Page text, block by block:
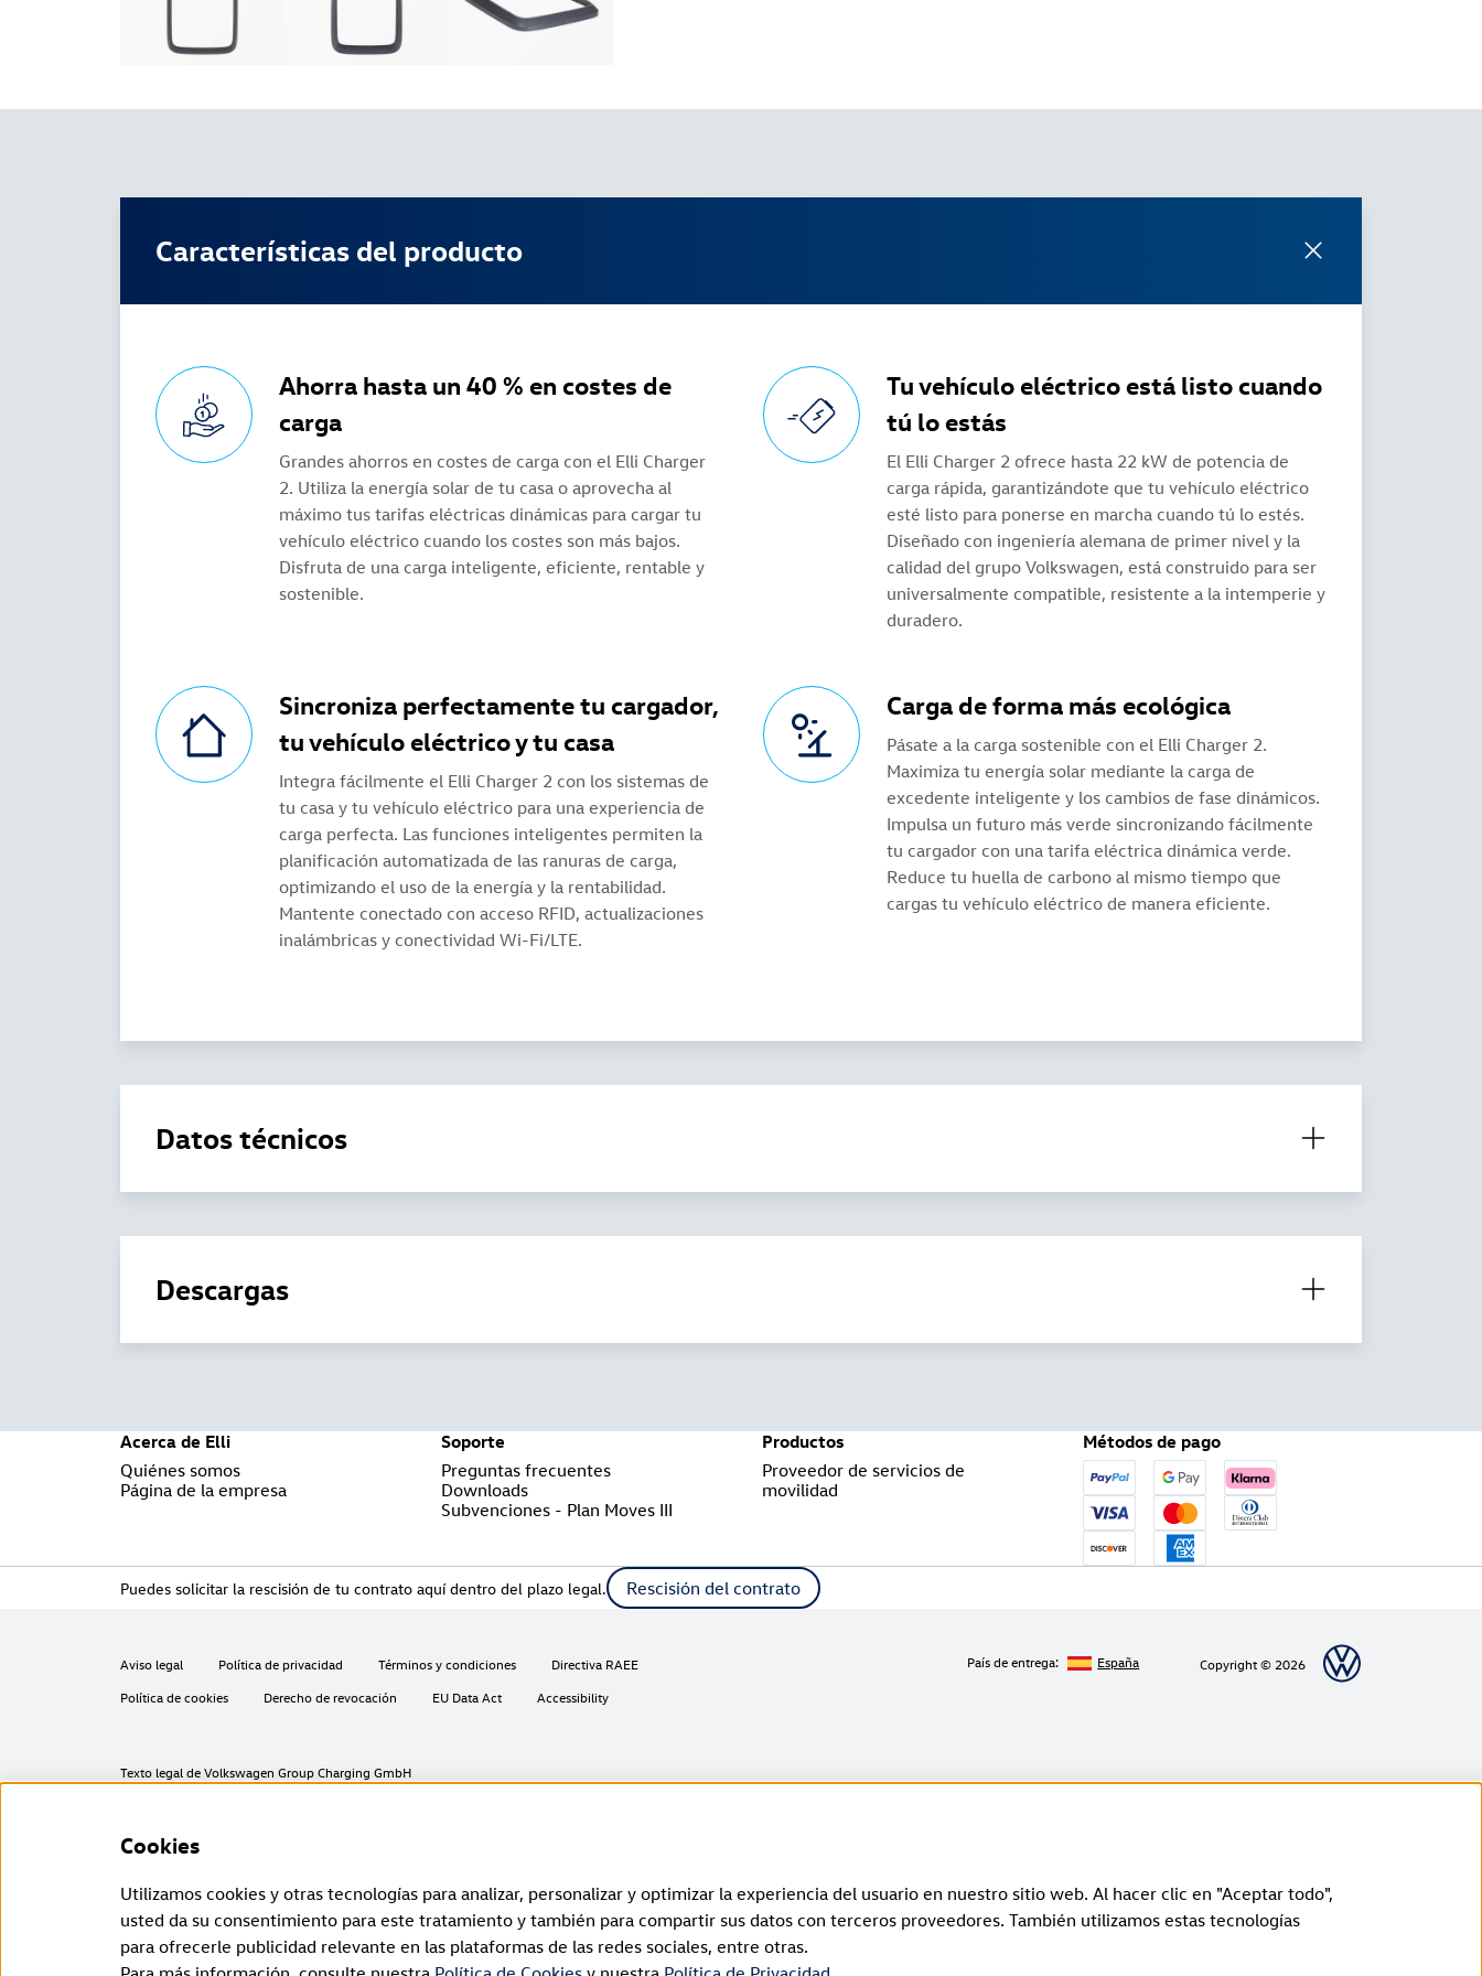
Características del producto
Ahorra hasta un 40 % en costes de
carga
Grandes ahorros en costes de carga con el Elli Charger
2. Utiliza la energía solar de tu casa o aprovecha al
máximo tus tarifas eléctricas dinámicas para cargar tu
vehículo eléctrico cuando los costes son más bajos.
Disfruta de una carga inteligente, eficiente, rentable y
sostenible.
Tu vehículo eléctrico está listo cuando
tú lo estás
El Elli Charger 2 ofrece hasta 22 kW de potencia de
carga rápida, garantizándote que tu vehículo eléctrico
esté listo para ponerse en marcha cuando tú lo estés.
Diseñado con ingeniería alemana de primer nivel y la
calidad del grupo Volkswagen, está construido para ser
universalmente compatible, resistente a la intemperie y
duradero.
Sincroniza perfectamente tu cargador,
tu vehículo eléctrico y tu casa
Integra fácilmente el Elli Charger 2 con los sistemas de
tu casa y tu vehículo eléctrico para una experiencia de
carga perfecta. Las funciones inteligentes permiten la
planificación automatizada de las ranuras de carga,
optimizando el uso de la energía y la rentabilidad.
Mantente conectado con acceso RFID, actualizaciones
inalámbricas y conectividad Wi-Fi/LTE.
Carga de forma más ecológica
Pásate a la carga sostenible con el Elli Charger 2.
Maximiza tu energía solar mediante la carga de
excedente inteligente y los cambios de fase dinámicos.
Impulsa un futuro más verde sincronizando fácilmente
tu cargador con una tarifa eléctrica dinámica verde.
Reduce tu huella de carbono al mismo tiempo que
cargas tu vehículo eléctrico de manera eficiente.
Datos técnicos
Descargas
Acerca de Elli
Quiénes somos
Página de la empresa
Soporte
Preguntas frecuentes
Downloads
Subvenciones - Plan Moves III
Productos
Proveedor de servicios de
movilidad
Métodos de pago
Puedes solicitar la rescisión de tu contrato aquí dentro del plazo legal. Rescisión del contrato
Aviso legal Política de privacidad Términos y condiciones
Directiva RAEE
Política de cookies
Derecho de revocación EU Data Act Accessibility
País de entrega: España Copyright © 2026
Texto legal de Volkswagen Group Charging GmbH
La funcionalidad LTE solo puede utilizarse en los Estados miembros de la UE, así como en el Reino Unido, Suiza y Noruega.
² Carga inteligente
Las funciones de carga inteligente están disponibles en un principio a través de un enlace entre la aplicación del vehículo y la aplicación Elli Smart Charging. En el futuro, las funciones de carga inteligente se
integrarán directamente en la aplicación de la marca.
³ Protocolo de comunicación
El certificado OCPP es necesario para que el cargador pueda conectarse al “backend” de Elli y puedan utilizarse las funciones en línea. Es válido durante un periodo de 2 años a partir de la fecha de fabricación del
Cookies
Utilizamos cookies y otras tecnologías para analizar, personalizar y optimizar la experiencia del usuario en nuestro sitio web. Al hacer clic en "Aceptar todo",
usted da su consentimiento para este tratamiento y también para compartir sus datos con terceros proveedores. También utilizamos estas tecnologías
para ofrecerle publicidad relevante en las plataformas de las redes sociales, entre otras.